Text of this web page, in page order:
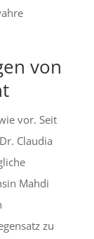
von
vor. Seit
Claudia
Mahdi
zu